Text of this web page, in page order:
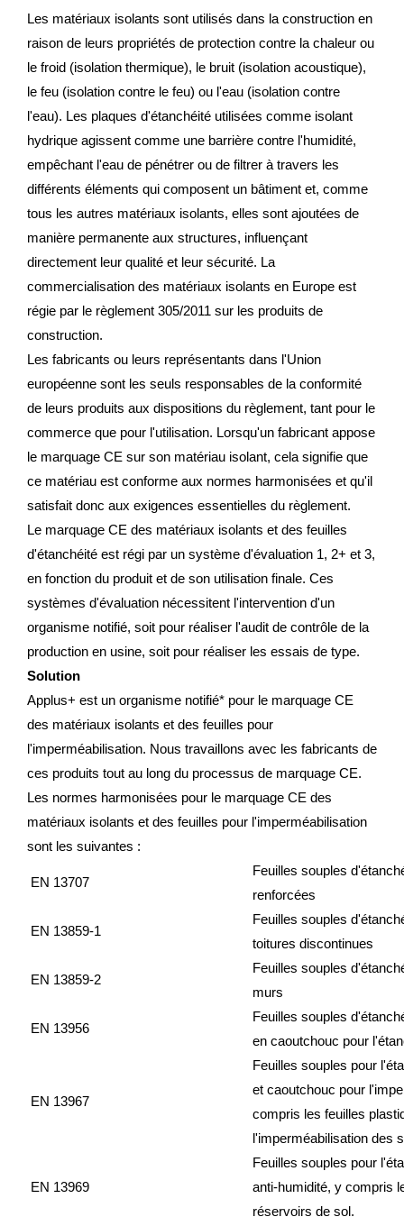
Les matériaux isolants sont utilisés dans la construction en
raison de leurs propriétés de protection contre la chaleur ou
le froid (isolation thermique), le bruit (isolation acoustique),
le feu (isolation contre le feu) ou l'eau (isolation contre
l'eau). Les plaques d'étanchéité utilisées comme isolant
hydrique agissent comme une barrière contre l'humidité,
empêchant l'eau de pénétrer ou de filtrer à travers les
différents éléments qui composent un bâtiment et, comme
tous les autres matériaux isolants, elles sont ajoutées de
manière permanente aux structures, influençant
directement leur qualité et leur sécurité. La
commercialisation des matériaux isolants en Europe est
régie par le règlement 305/2011 sur les produits de
construction.
Les fabricants ou leurs représentants dans l'Union
européenne sont les seuls responsables de la conformité
de leurs produits aux dispositions du règlement, tant pour le
commerce que pour l'utilisation. Lorsqu'un fabricant appose
le marquage CE sur son matériau isolant, cela signifie que
ce matériau est conforme aux normes harmonisées et qu'il
satisfait donc aux exigences essentielles du règlement.
Le marquage CE des matériaux isolants et des feuilles
d'étanchéité est régi par un système d'évaluation 1, 2+ et 3,
en fonction du produit et de son utilisation finale. Ces
systèmes d'évaluation nécessitent l'intervention d'un
organisme notifié, soit pour réaliser l'audit de contrôle de la
production en usine, soit pour réaliser les essais de type.
Solution
Applus+ est un organisme notifié* pour le marquage CE
des matériaux isolants et des feuilles pour
l'imperméabilisation. Nous travaillons avec les fabricants de
ces produits tout au long du processus de marquage CE.
Les normes harmonisées pour le marquage CE des
matériaux isolants et des feuilles pour l'imperméabilisation
sont les suivantes :
EN 13707
Feuilles souples
renforcées
EN 13859-1
Feuilles souples
toitures discontinues
EN 13859-2
Feuilles souples
murs
EN 13956
Feuilles souples
en caoutchouc pour
EN 13967
Feuilles souples pour
et caoutchouc pour
compris les feuilles
l'imperméabilisation des
EN 13969
Feuilles souples pour
anti-humidité, y compris
réservoirs de sol.